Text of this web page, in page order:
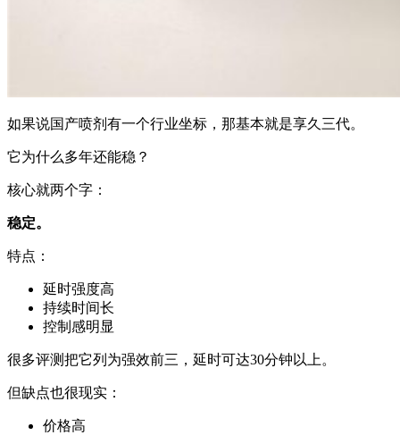
如果说国产喷剂有一个行业坐标，那基本就是享久三代。
它为什么多年还能稳？
核心就两个字：
稳定。
特点：
延时强度高
持续时间长
控制感明显
很多评测把它列为强效前三，延时可达30分钟以上。
但缺点也很现实：
价格高